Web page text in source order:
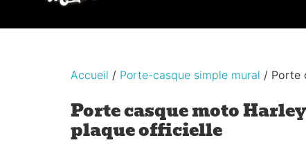
Accueil / Porte-casque simple mural / Porte
Porte casque moto
plaque officielle